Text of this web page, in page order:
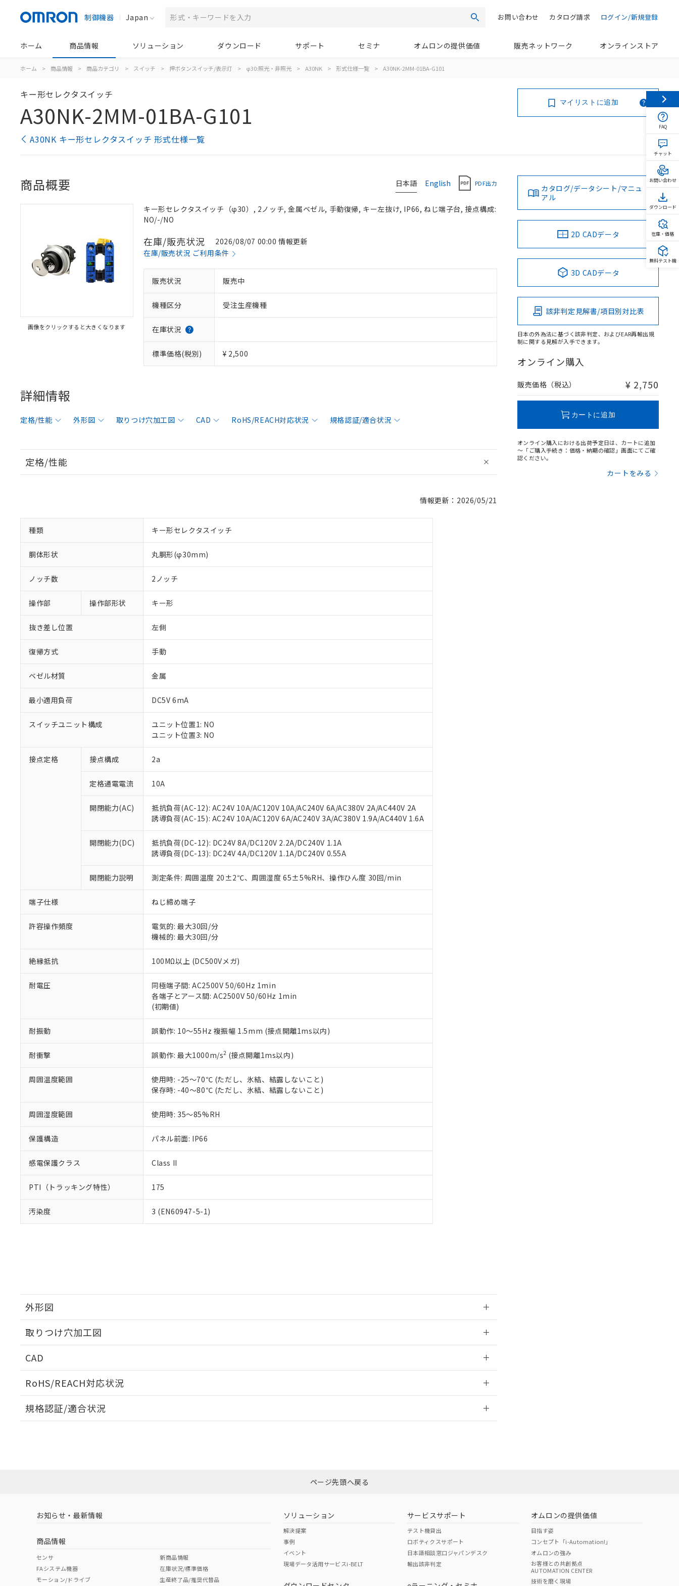
制御機器 Japan 検索 ログイン/新規登録
カタログ請求
お問い合わせ
ホーム 商品情報 ソリューション ダウンロード サポート セミナ オムロンの提供価値 販売ネットワーク オンラインストア
ホーム > 商品情報 > 商品カテゴリ > スイッチ > 押ボタンスイッチ/表示灯 > φ30:照光・非照光 > A30NK > 形式仕様一覧 > A30NK-2MM-01BA-G101
キー形セレクタスイッチ
A30NK-2MM-01BA-G101
A30NK キー形セレクタスイッチ 形式仕様一覧
マイリストに追加
日本語 English PDF出力
商品概要
画像をクリックすると大きくなります
キー形セレクタスイッチ（φ30）, 2ノッチ, 金属ベゼル, 手動復帰, キー左抜け, IP66, ねじ端子台, 接点構成:
NO/-/NO
在庫/販売状況
2026/08/07 00:00 情報更新
在庫/販売状況 ご利用条件
販売状況 販売中
機種区分 受注生産機種
在庫状況
標準価格(税別) ¥ 2,500
詳細情報
定格/性能 外形図 取りつけ穴加工図 CAD RoHS/REACH対応状況 規格認証/適合状況
定格/性能
情報更新：2026/05/21
種類 キー形セレクタスイッチ
胴体形状 丸胴形(φ30mm)
ノッチ数 2ノッチ
操作部 操作部形状 キー形
抜き差し位置 左側
復帰方式 手動
ベゼル材質 金属
最小適用負荷 DC5V 6mA
スイッチユニット構成
ユニット位置1: NO
ユニット位置3: NO
接点定格 接点構成 2a
定格通電電流 10A
開閉能力(AC)
抵抗負荷(AC-12): AC24V 10A/AC120V 10A/AC240V 6A/AC380V 2A/AC440V 2A
誘導負荷(AC-15): AC24V 10A/AC120V 6A/AC240V 3A/AC380V 1.9A/AC440V 1.6A
開閉能力(DC)
抵抗負荷(DC-12): DC24V 8A/DC120V 2.2A/DC240V 1.1A
誘導負荷(DC-13): DC24V 4A/DC120V 1.1A/DC240V 0.55A
開閉能力説明 測定条件: 周囲温度 20±2℃、周囲湿度 65±5%RH、操作ひん度 30回/min
端子仕様 ねじ締め端子
許容操作頻度
電気的: 最大30回/分
機械的: 最大30回/分
絶縁抵抗 100MΩ以上 (DC500Vメガ)
耐電圧
同極端子間: AC2500V 50/60Hz 1min
各端子とアース間: AC2500V 50/60Hz 1min
(初期値)
耐振動 誤動作: 10～55Hz 複振幅 1.5mm (接点開離1ms以内)
耐衝撃 誤動作: 最大1000m/s2 (接点開離1ms以内)
周囲温度範囲
使用時: -25～70℃ (ただし、氷結、結露しないこと)
保存時: -40～80℃ (ただし、氷結、結露しないこと)
周囲湿度範囲 使用時: 35～85%RH
保護構造 パネル前面: IP66
感電保護クラス Class II
PTI（トラッキング特性） 175
汚染度 3 (EN60947-5-1)
外形図
取りつけ穴加工図
CAD
RoHS/REACH対応状況
EU RoHS 注意事項・凡例
ダウンロードはこちら
中国 RoHS 注意事項・凡例
中国 RoHS表
Pb Hg Cr(VI)
規格認証/適合状況
カタログ/データシート/マニュ
アル
2D CADデータ
3D CADデータ
該非判定見解書/項目別対比表
日本の外為法に基づく該非判定、およびEAR再輸出規
制に関する見解が入手できます。
オンライン購入
販売価格（税込） ¥ 2,750
カートに追加
オンライン購入における出荷予定日は、カートに追加
～「ご購入手続き：価格・納期の確認」画面にてご確
認ください。
カートをみる
ご利用条件
以下の条件をお読みいただき、同意のうえご利用ください。
くものです。
当社制御機器事業取扱商品の中には、本サービスの対象外となる商品もあることをご了承ください。
在庫状況および標準価格照会結果は、記載している更新日時点での社内データに基づき作成されるも
のであり、閲覧された時点での実際の在庫および標準価格とは異なる場合があることをご了承くださ
い。
正式な納期状況および標準価格はお客様のお取引先、またはお客様担当のオムロン制御機器販売店・
在庫状況および標準価格結果を当社の事前の承諾なく第三者に漏洩または開示しないようお願いしま
す。
マイパーツ機能（部品リスト作成サービス）をご利用いただくには、I-Webメンバーズにご登録され
ている必要があります。
お客様が当ウェブサイト上で当社にご登録された部品リストについて、当社および当社の共同利用者
が、当社の製品・サービスに関するお客様との取引・商談に必要な範囲で利用することをご了承くだ
さい。
※1 対応状況
対応済み：EU RoHS指令（10物質）の非含有に対応した製品が提供可能な商品です。
対応予定なし：EU RoHS指令（10物質）の非含有に非対応の商品で、対応品を出す予定はありません。
調査・確認中：EU RoHS指令（10物質）の非含有の対応状況を調査中または確認中の商品です。
仕入先様の事情により、非含有部品としていたものが、含有品と判明した場合などやむを得ず変更すること
があります。
鉛(Pb) 1000ppm以下、 水銀(Hg) 1000ppm以下、 カドミウム(Cd) 100ppm以下、
六価クロム(Cr(Ⅵ)) 1000ppm以下、ポリ臭化ビフェニル類(PBB) 1000ppm以下、ポリ臭化ジフェニルエーテル類(PBDE) 1000ppm以下、
フタル酸ビス(2-エチルヘキシル) (DEHP)(別名：DOP) 1000ppm以下、フタル酸ブチルベンジル（BBP） 1000ppm以下、フタル酸ジブチ
ル（DBP） 1000ppm以下、フタル酸ジイソブチル (DIBP) 1000ppm以下
但し、RoHS指令で産業用監視および制御機器に対する適用除外項目は除く。
フタル酸エステル類の４物質については閾値を超える意図的な使用がないことを確認しています。
部品在庫の切り替え状況などにより、予定月が前後することがあります。
※3 非含有証明書ダウンロード
下記の非含有証明書をダウンロードすることができます。
EU RoHS指令（10物質）の非含有証明書
51物質の非含有証明書（当社基準）
※本証明書は発行日時点で非含有を証明するもので、過去に遡って非含有を証明するものではありません。
混在することから備考欄に対応日を記載しておりました。
既に当社にて対応品への在庫切替を完了していることから、特段のことがない限り、2022年1月12日よ
り割愛しております。
※1 中国RoHS○×表
「○」：最大均質材料含有率が中国RoHSの基準値以下であることを示します。
「×」：最大均質材料含有率が中国RoHSの基準値を超えていることを示します。
「－」：未確認です。当社販売部門へお問い合わせください。
Cr(Ⅵ)(六価クロム) : 1000ppm、 PBBs(ポリ臭化ビフェニル類) : 1000ppm、 PBDEs(ポリ臭化ジフェニルエーテル類) : 1000ppm、
※2 環境保護使用期限
「ｅ」：有害物質（10物質）のすべてが基準値以下であることを示します。
味します。
「－」：未確認です。当社販売部門へお問い合わせください。
う）を輸出または国外への提供する場合は、日本国政府の輸出許可(または役務取引許可)を取得する
などの必要な手続きをとります。
当社は規制貨物を破棄する場合は、完全に破砕するなど、違法に輸出されないよう必要な手段を講じ
ます。
当社は貴社製品を、核兵器、ミサイル、化学兵器、生物兵器またはその他武器並びにこれらの製造装
置等に一切使用いたしません。
また当社は、販売先および販売に係わる関係者が違法に輸出するおそれがある場合は、取り引きをい
たしません。
合意する
記
説明
－
在庫なし(最新の在庫状況については、お客様のお取引先、またはお客様担当のオムロン制御
機器販売店・当社販売員にご確認ください)
受注生産機種、また在庫状況の情報を公開していない機種
ページ先頭へ戻る
お知らせ・最新情報
商品情報
センサ
FAシステム機器
モーション/ドライブ
新商品情報
在庫状況/標準価格
生産終了品/推奨代替品
ソリューション
解決提案
事例
イベント
現場データ活用サービスi-BELT
サービスサポート
テスト機貸出
ロボティクスサポート
日本語相談窓口ジャパンデスク
輸出該非判定
オムロンの提供価値
目指す姿
コンセプト「i-Automation!」
オムロンの強み
お客様との共創拠点
AUTOMATION CENTER
技術を磨く現場
FAQ
チャット
お問い合わせ
ダウンロード
在庫・価格
無料テスト機